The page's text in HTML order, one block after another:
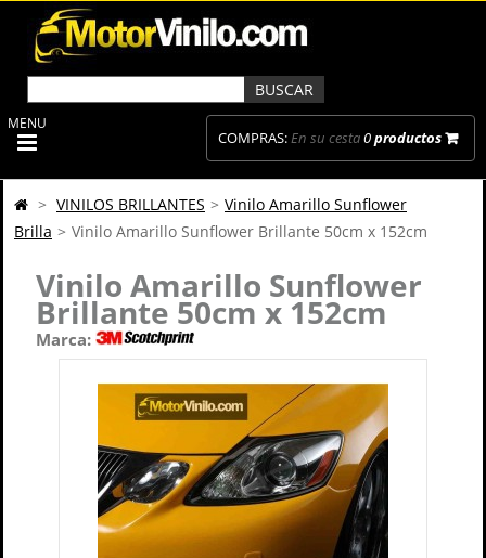
COMPRAS:En su cesta0productos
MENU
> VINILOS BRILLANTES > Vinilo Amarillo Sunflower
Brilla > Vinilo Amarillo Sunflower Brillante 50cm x 152cm
Vinilo Amarillo Sunflower
Brillante 50cm x 152cm
Marca: